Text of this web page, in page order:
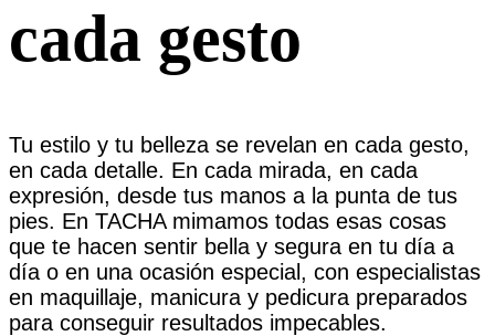
cada gesto
Tu estilo y tu belleza se revelan en cada gesto,
en cada detalle. En cada mirada, en cada
expresión, desde tus manos a la punta de tus
pies. En TACHA mimamos todas esas cosas
que te hacen sentir bella y segura en tu día a
día o en una ocasión especial, con especialistas
en maquillaje, manicura y pedicura preparados
para conseguir resultados impecables.